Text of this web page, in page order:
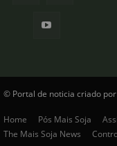
© Portal de noticia criado
Home Pós Mais Soja
The Mais Soja News